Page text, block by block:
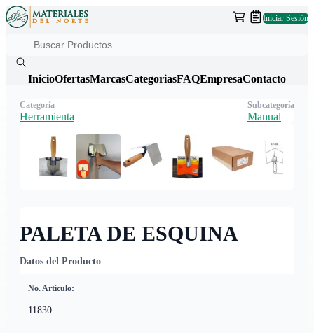
Iniciar Sesión
InicioOfertasMarcasCategoriasFAQEmpresaContacto
PALETA DE ESQUINA
Datos del Producto
No. Artículo:
11830
Categoría
Herramienta
Subcategoría
Manual